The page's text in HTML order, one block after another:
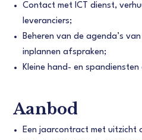
Contact met ICT dienst,
leveranciers;
Beheren van de agenda’s
inplannen afspraken;
Kleine hand- en
Aanbod
Een jaarcontract met uitzicht